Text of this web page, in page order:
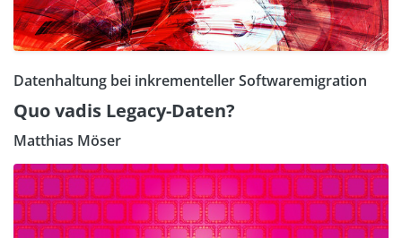
Datenhaltung bei inkrementeller Softwaremigration
Quo vadis Legacy-Daten?
Matthias Möser